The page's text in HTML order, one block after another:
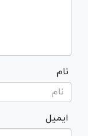
نام
ایمیل